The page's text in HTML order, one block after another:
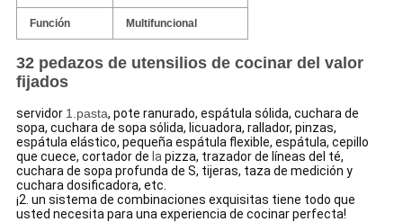
Función Multifuncional
32 pedazos de utensilios de cocinar del valor
fijados
servidor 1.pasta, pote ranurado, espátula sólida, cuchara de
sopa, cuchara de sopa sólida, licuadora, rallador, pinzas,
espátula elástico, pequeña espátula flexible, espátula, cepillo
que cuece, cortador de lapizza, trazador de líneas del té,
cuchara de sopa profunda de S, tijeras, taza de medición y
cuchara dosificadora, etc.
¡2. un sistema de combinaciones exquisitas tiene todo que
usted necesita para una experiencia de cocinar perfecta!